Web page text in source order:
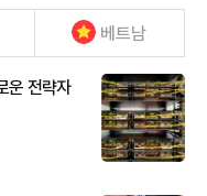
베트남
운 전략자